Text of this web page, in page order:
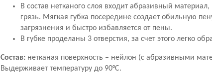
В состав нетканого слоя входит абразивный
грязь. Мягкая губка посередине создает обильную
загрязнения и быстро избавляется от пены.
В губке проделаны 3 отверстия, за счет этого легко
Состав: нетканая поверхность – нейлон (с абразивными
Выдерживает температуру до 90°С.